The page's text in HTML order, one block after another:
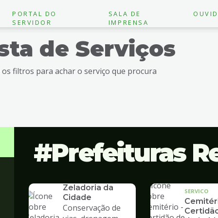
PORTAL DO
SERVIDOR
SALA DE
IMPRENSA
de Serviços
os filtros para achar o serviço que procura
Prefeituras
Zeladoria da
Cidade
Conservação de
SERVICO